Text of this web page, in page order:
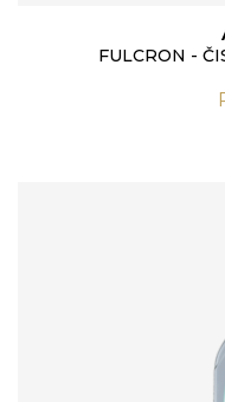
FULCRON -